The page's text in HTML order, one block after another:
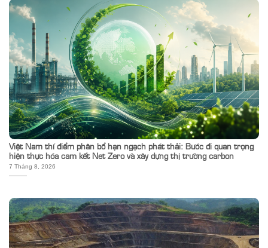
Việt Nam thí điểm phân bổ hạn ngạch phát thải: Bước đi quan trọng
hiện thực hóa cam kết Net Zero và xây dựng thị trường carbon
7 Tháng 8, 2026